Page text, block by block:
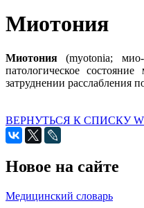
Миотония
Миотония(myotonia;
патологическое
затруднении расслабления
ВЕРНУТЬСЯ К СПИСКУ
Новое на сайте
Медицинский словарь